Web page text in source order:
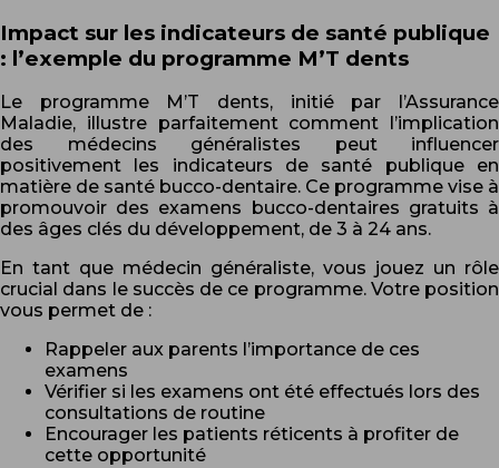
Impact sur les indicateurs de santé publique
: l’exemple du programme M’T dents
Le programme M’T dents, initié par l’Assurance
Maladie, illustre parfaitement comment l’implication
des médecins généralistes peut influencer
positivement les indicateurs de santé publique en
matière de santé bucco-dentaire. Ce programme vise à
promouvoir des examens bucco-dentaires gratuits à
des âges clés du développement, de 3 à 24 ans.
En tant que médecin généraliste, vous jouez un rôle
crucial dans le succès de ce programme. Votre position
vous permet de :
Rappeler aux parents l’importance de ces
examens
Vérifier si les examens ont été effectués lors des
consultations de routine
Encourager les patients réticents à profiter de
cette opportunité